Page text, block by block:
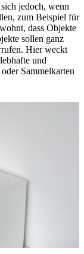
jedoch, wenn
zum Beispiel für
dass Objekte
sollen ganz
Hier weckt
und
Sammelkarten